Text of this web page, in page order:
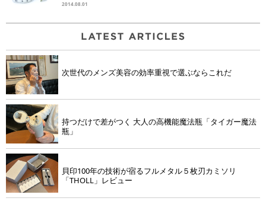
2014.08.01
次世代のメンズ美容の効率重視で選ぶならこれだ
持つだけで差がつく 大人の高機能魔法瓶「タイガー魔法
瓶」
貝印100年の技術が宿るフルメタル５枚刃カミソリ
「THOLL」レビュー